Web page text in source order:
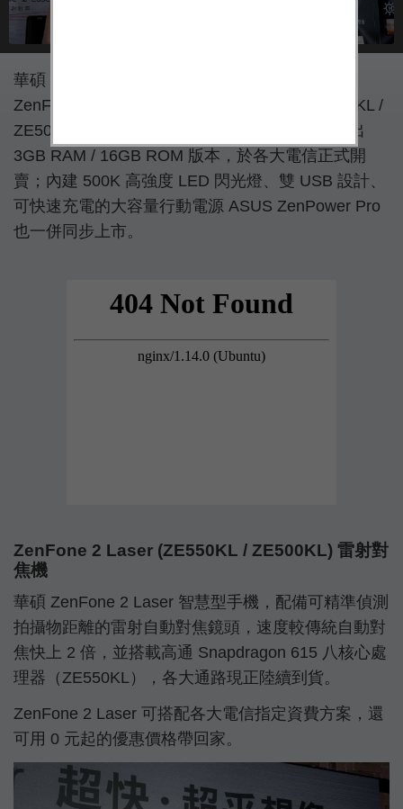
華碩（ASUS）多款新機陸續在台開賣，其中
ZenFone 2 Laser 雷射對焦智慧機推出了 ZE550KL /
ZE500KL 兩種版本；而 ZenFone Selfie 則是推出
3GB RAM / 16GB ROM 版本，於各大電信正式開
賣；內建 500K 高強度 LED 閃光燈、雙 USB 設計、
可快速充電的大容量行動電源 ASUS ZenPower Pro
也一併同步上市。
ZenFone 2 Laser (ZE550KL / ZE500KL) 雷射對
焦機
華碩 ZenFone 2 Laser 智慧型手機，配備可精準偵測
拍攝物距離的雷射自動對焦鏡頭，速度較傳統自動對
焦快上 2 倍，並搭載高通 Snapdragon 615 八核心處
理器（ZE550KL），各大通路現正陸續到貨。
ZenFone 2 Laser 可搭配各大電信指定資費方案，還
可用 0 元起的優惠價格帶回家。